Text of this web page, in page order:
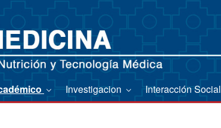
Investigacion Interacción Social